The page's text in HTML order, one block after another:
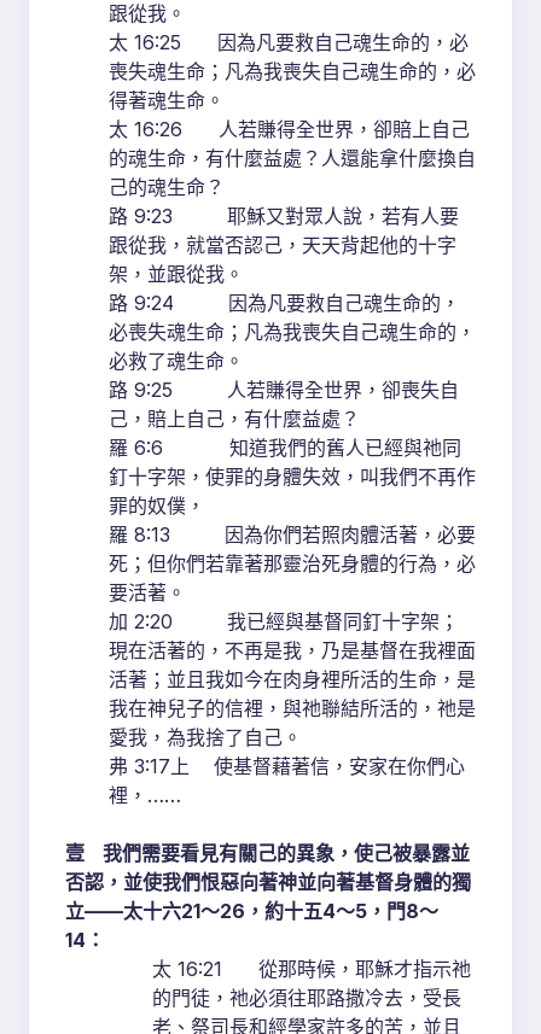
跟從我。
太 16:25 因為凡要救自己魂生命的，必
喪失魂生命；凡為我喪失自己魂生命的，必
得著魂生命。
太 16:26 人若賺得全世界，卻賠上自己
的魂生命，有什麼益處？人還能拿什麼換自
己的魂生命？
路 9:23 耶穌又對眾人說，若有人要
跟從我，就當否認己，天天背起他的十字
架，並跟從我。
路 9:24 因為凡要救自己魂生命的，
必喪失魂生命；凡為我喪失自己魂生命的，
必救了魂生命。
路 9:25 人若賺得全世界，卻喪失自
己，賠上自己，有什麼益處？
羅 6:6 知道我們的舊人已經與祂同
釘十字架，使罪的身體失效，叫我們不再作
罪的奴僕，
羅 8:13 因為你們若照肉體活著，必要
死；但你們若靠著那靈治死身體的行為，必
要活著。
加 2:20 我已經與基督同釘十字架；
現在活著的，不再是我，乃是基督在我裡面
活著；並且我如今在肉身裡所活的生命，是
我在神兒子的信裡，與祂聯結所活的，祂是
愛我，為我捨了自己。
弗 3:17上 使基督藉著信，安家在你們心
裡，……
壹
我們需要看見有關己的異象，使己被暴露並
否認，並使我們恨惡向著神並向著基督身體的獨
立——太十六21～26 ，約十五4～5 ，門8～
14 ：
太 16:21 從那時候，耶穌才指示祂
的門徒，祂必須往耶路撒冷去，受長
老、祭司長和經學家許多的苦，並且